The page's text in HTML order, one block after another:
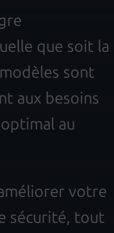
que soit la
sont
aux besoins
au
votre
sécurité, tout